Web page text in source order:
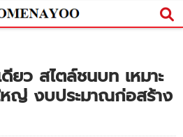
ยว สไตล์ชนบท เหมาะ
หญ่ งบประมาณก่อสร้าง